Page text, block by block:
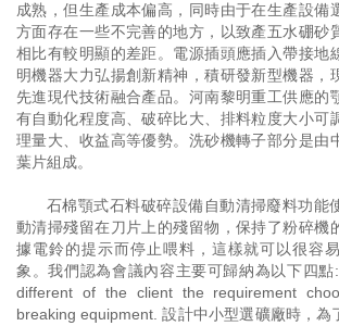
成熟，但生產成本偏高，同時由于在生產設備
方面存在一些不完善的地方，以致產五水硼砂
相比有較明顯的差距。電源插頭應插入帶接地
明機器大力弘揚創新精神，積研發新型機器，
先進現代技術融合產品。河南黎明重工供應的
有自動化程度高、破碎比大、排料粒度大小可
理量大、收益高等優勢。洗砂機轉子部分是由
葉片組成。
石棉顎式石料破碎設備自動清掃廢料功能
動清掃殘留在刀片上的殘留物，保持了粉碎機
據電鈴的提示而停止喂料，這樣就可以很容
象。我們認為會議內容主要可歸納為以下四點
different of the client the requirement
breaking equipment. 設計中小型選礦廠時，為